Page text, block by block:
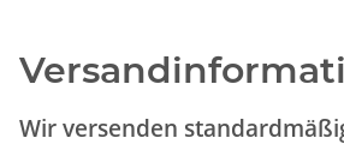
Wir versenden